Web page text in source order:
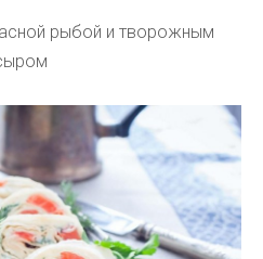
рыбой и творожным